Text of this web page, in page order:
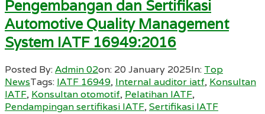
Pengembangan dan Sertifikasi
Automotive Quality Management
System IATF 16949:2016
Posted By:Admin 02on: 20 January 2025In: Top
NewsTags: IATF 16949, Internal auditor iatf, Konsultan
IATF, Konsultan otomotif, Pelatihan IATF,
Pendampingan sertifikasi IATF,Sertifikasi IATF